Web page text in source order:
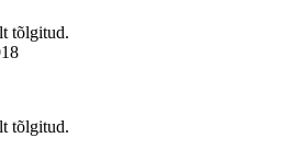
tõlgitud.
tõlgitud.